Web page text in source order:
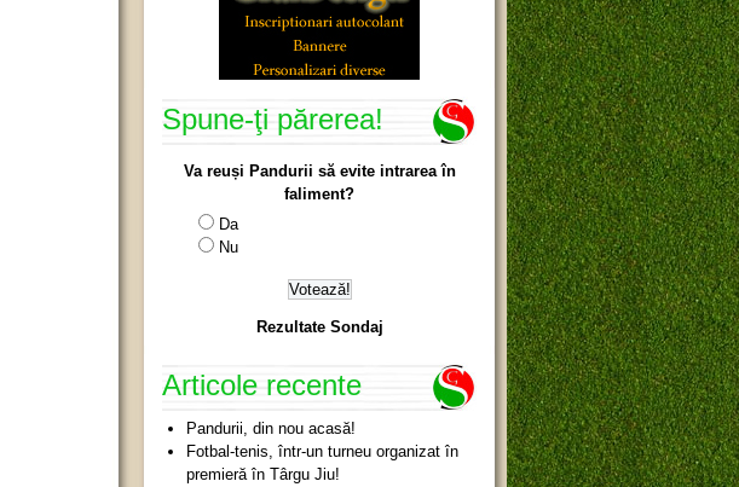
Spune-ţi părerea!
Va reuși Pandurii să evite intrarea în
faliment?
Da
Nu
Rezultate Sondaj
Articole recente
Pandurii, din nou acasă!
Fotbal-tenis, într-un turneu organizat în
premieră în Târgu Jiu!